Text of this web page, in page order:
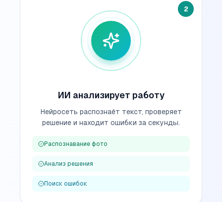
2
ИИ анализирует работу
Нейросеть распознаёт текст, проверяет
решение и находит ошибки за секунды.
Распознавание фото
Анализ решения
Поиск ошибок